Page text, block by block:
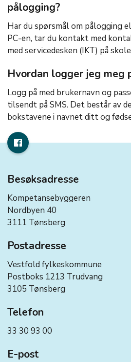
pålogging?
Har du spørsmål om pålogging
PC-en, tar du kontakt med
med servicedesken (IKT) på
Hvordan logger jeg meg
Logg på med brukernavn og
tilsendt på SMS. Det består av
bokstavene i navnet ditt og
Besøksadresse
Kompetansebyggeren
Nordbyen 40
3111 Tønsberg
Postadresse
Vestfold fylkeskommune
Postboks 1213 Trudvang
3105 Tønsberg
Telefon
33 30 93 00
E-post